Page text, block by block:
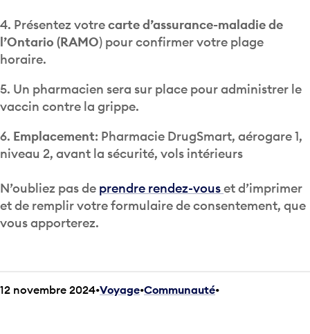
4. Présentez votrecarte d’assurance-maladie de
l’Ontario (RAMO) pour confirmer votre plage
horaire.
5. Un pharmacien sera sur place pour administrer le
vaccin contre la grippe.
6. Emplacement: Pharmacie DrugSmart, aérogare 1,
niveau 2, avant la sécurité, vols intérieurs
N’oubliez pas de prendre rendez-vouset d’imprimer
et de remplir votre formulaire de consentement, que
vous apporterez.
12 novembre 2024 Voyage•Communauté•